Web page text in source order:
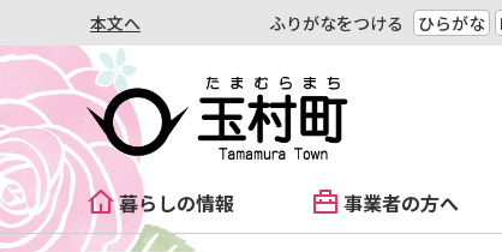
本文へ ふりがなをつける ひらがな
暮らしの情報 事業者の方へ